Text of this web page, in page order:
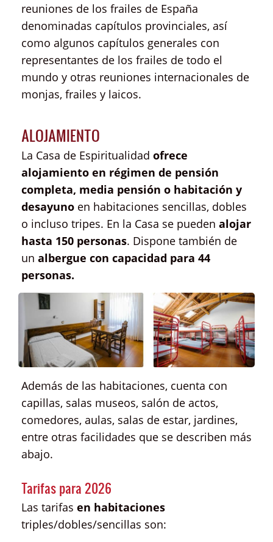
reuniones de los frailes de España
denominadas capítulos provinciales, así
como algunos capítulos generales con
representantes de los frailes de todo el
mundo y otras reuniones internacionales de
monjas, frailes y laicos.
ALOJAMIENTO
La Casa de Espiritualidad ofrece
alojamiento en régimen de pensión
completa, media pensión o habitación y
desayuno en habitaciones sencillas, dobles
o incluso tripes. En la Casa se pueden alojar
hasta 150 personas. Dispone también de
un albergue con capacidad para 44
personas.
Además de las habitaciones, cuenta con
capillas, salas museos, salón de actos,
comedores, aulas, salas de estar, jardines,
entre otras facilidades que se describen más
abajo.
Tarifas para 2026
Las tarifas en habitaciones
triples/dobles/sencillas son: